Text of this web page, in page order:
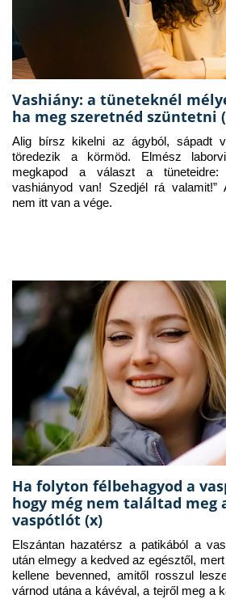
Vashiány: a tüneteknél
ha meg szeretnéd szüntetni
Alig bírsz kikelni az ágyból, sápadt
töredezik a körmöd. Elmész
megkapod a választ a tüneteidre:
vashiányod van! Szedjél rá valamit!”
nem itt van a vége.
Ha folyton félbehagyod a
hogy még nem találtad meg
vaspótlót (x)
Elszántan hazatérsz a patikából a
után elmegy a kedved az egésztől,
kellene bevenned, amitől rosszul
várnod utána a kávéval, a tejről meg a